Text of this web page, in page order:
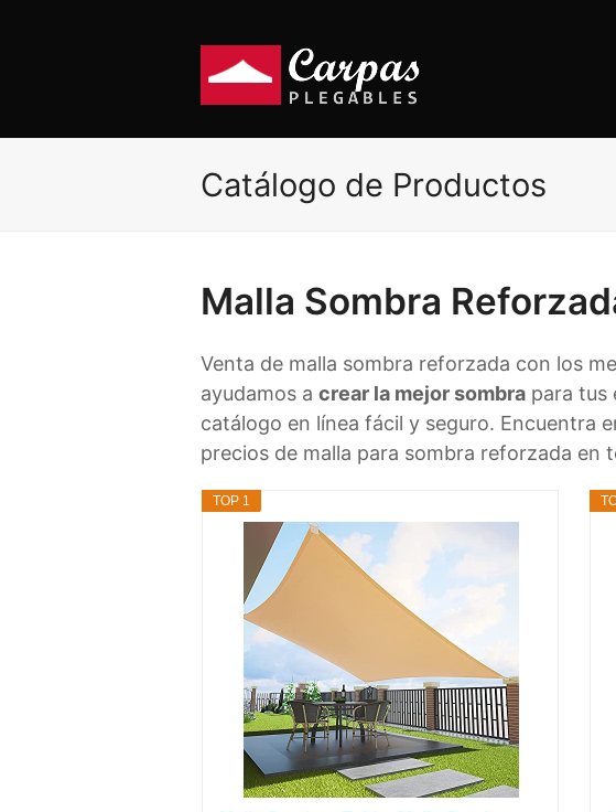
Catálogo de Productos
Malla Sombra
Venta de malla sombra reforzada con los
ayudamos a crear la mejor sombra para tus
catálogo en línea fácil y seguro. Encuentra
precios de malla para sombra reforzada en
TOP 1